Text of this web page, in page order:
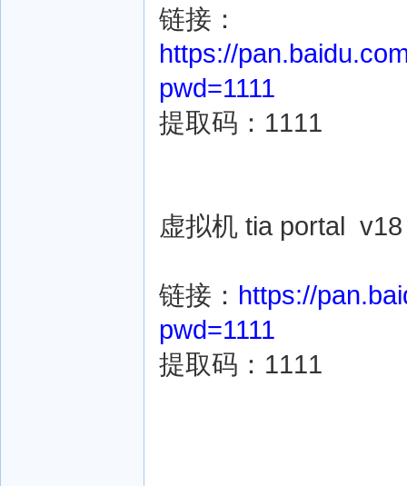
链接：
https://
pwd=1111
提取码：1111
虚拟机 tia portal v18
链接： https://
pwd=1111
提取码：1111